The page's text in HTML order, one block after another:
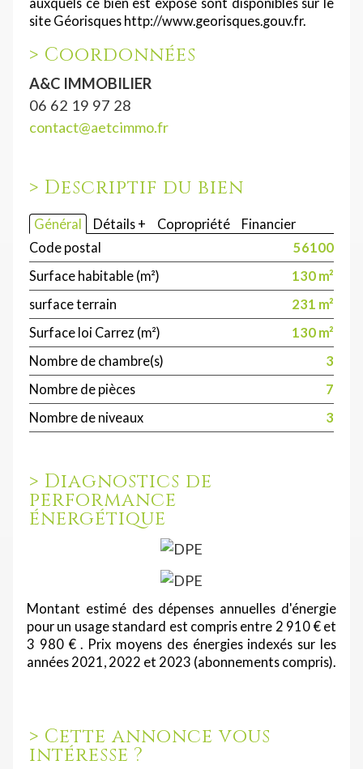
site Géorisques http://www.georisques.gouv.fr.
> Coordonnées
A&C IMMOBILIER
06 62 19 97 28
contact@aetcimmo.fr
> Descriptif du bien
Général Détails + Copropriété
Financier
Code postal
56100
Surface habitable (m²)
130 m²
surface terrain
231 m²
Surface loi Carrez (m²)
130 m²
Nombre de chambre(s)
3
Nombre de pièces
7
Nombre de niveaux
3
> Diagnostics de
performance
énergétique
Montant estimé des dépenses annuelles d'énergie
pour un usage standard est compris entre 2 910 € et
3 980 € . Prix moyens des énergies indexés sur les
années 2021, 2022 et 2023 (abonnements compris).
> Cette annonce vous
intéresse ?